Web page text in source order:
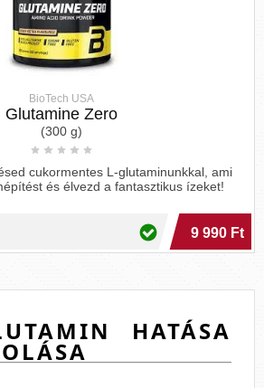
BioTech USA
Glutamine Zero
(300 g)
cukormentes L-glutaminunkkal, ami
és élvezd a fantasztikus ízeket!
9 990 Ft
HATÁSA